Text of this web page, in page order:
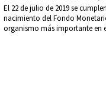
El 22 de julio de 2019 se
nacimiento del Fondo
organismo más importante en